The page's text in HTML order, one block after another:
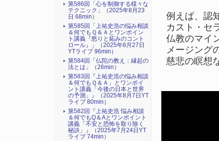
例えば、認
カスト・セ
仏教のマイ
メージング
慈悲の瞑想
第586回「心を制御する様々な
テクニック」（2025年8月23
日 68min）
第585回「上祐史浩の悩み相談
＆何でもＱ＆Ａとワンポイン
ト講義『怒りと妬みのコント
ロール』​」（2025年8月27日
YTライブ 96min）
第584回「仏陀の教え：縁起の
法とは」（26min）
第583回『上祐史浩の悩み相談
＆何でもＱ＆Ａ」とワンポイ
ント講義「今後の日本と世界
の予測」』（2025年8月7日YT
ライブ 80min）
第582回『上祐史浩 悩み相談
＆何でもQ＆Aとワンポイント
講義「不安と恐怖を取り除く
秘訣」』（2025年7月24日YT
ライブ 74min）